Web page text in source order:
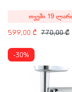
770,00₾
599,00 ₾
თვეში 19
-30%